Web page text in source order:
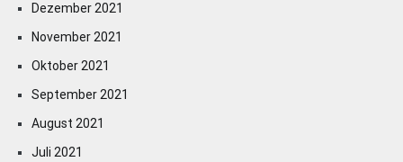
Dezember 2021
November 2021
Oktober 2021
September 2021
August 2021
Juli 2021